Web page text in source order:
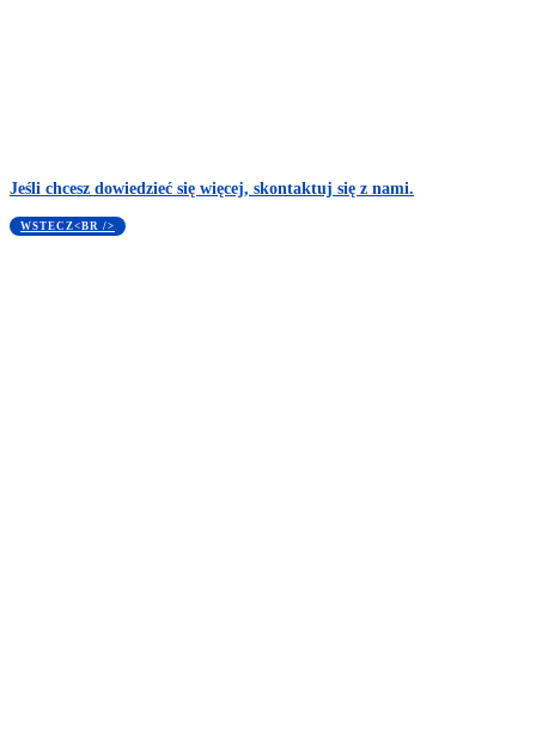
Jeśli chcesz dowiedzieć się więcej, skontaktuj się z nami.
WSTECZ<BR />